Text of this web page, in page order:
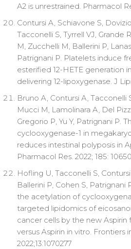
A2 is unrestrained. Pharmacol
Contursi A, Schiavone S,
Tacconelli S, Tyrrell VJ, Grande
M, Zucchelli M, Ballerini P,
Patrignani P. Platelets induce
esterified 12-HETE generation
delivering 12-lipoxygenase. J
Bruno A, Contursi A, Tacconelli
Mucci M, Lamolinara A, Del
Gregorio P, Yu Y, Patrignani P.
cyclooxygenase-1 in
reduces intestinal polyposis in
Pharmacol Res. 2022; 185:
Hofling U, Tacconelli S,
Ballerini P, Cohen S, Patrignani
the acetylation of
targeted lipidomics of
cancer cells by the new Aspirin
versus Aspirin in vitro. Frontiers
2022;13:1070277